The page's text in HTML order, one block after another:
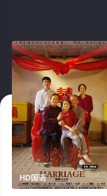
HD国语